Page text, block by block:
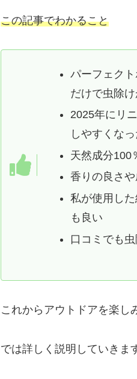
この記事でわかること
パーフェク
だけで虫除
2025年にリ
しやすくなっ
天然成分100
香りの良さ
私が使用し
も良い
口コミでも
これからアウトドアを楽し
では詳しく説明していきま